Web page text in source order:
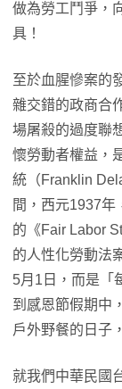
做為勞工鬥爭，
具！
至於血腥慘案的
雜交錯的政商合
場屠殺的過度聯
懷勞動者權益，
統（Franklin
間，西元1937年
的《Fair Labor
的人性化勞動法
5月1日，而是「
到感恩節假期中
戶外野餐的日子
就我們中華民國